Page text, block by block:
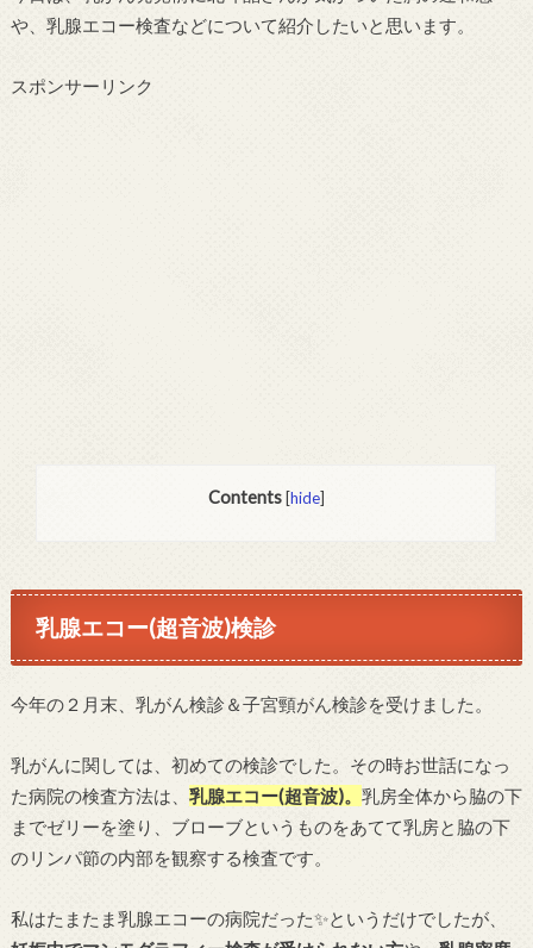
や、乳腺エコー検査などについて紹介したいと思います。
スポンサーリンク
Contents[hide]
乳腺エコー(超音波)検診
今年の２月末、乳がん検診＆子宮頸がん検診を受けました。
乳がんに関しては、初めての検診でした。その時お世話になっ
た病院の検査方法は、 乳腺エコー(超音波)。 乳房全体から脇の下
までゼリーを塗り、ブローブというものをあてて乳房と脇の下
のリンパ節の内部を観察する検査です。
私はたまたま乳腺エコーの病院だった✨というだけでしたが、